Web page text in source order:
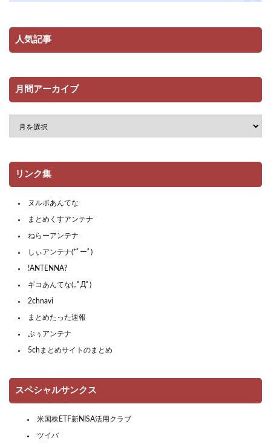
人気記事
月間アーカイブ
リンク集
ヌルポあんてな
まとめくすアンテナ
ねらーアンテナ
しぃアンテナ(*ﾟーﾟ)
!ANTENNA?
ギコあんてな(,,ﾟДﾟ)
2chnavi
まとめたった速報
ぷぅアンテナ
5chまとめサイトのまとめ
スペシャルサンクス
米国株ETF新NISA活用クラブ
ツイバ